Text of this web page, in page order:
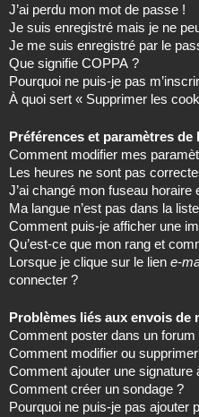
J’ai perdu mon mot de passe !
Je suis enregistré mais je ne
Je me suis enregistré par le
Que signifie COPPA ?
Pourquoi ne puis-je pas
À quoi sert « Supprimer les
Préférences et paramètres de
Comment modifier mes
Les heures ne sont pas
J’ai changé mon fuseau horaire
Ma langue n’est pas dans la
Comment puis-je afficher une
Qu’est-ce que mon rang et
Lorsque je clique sur le lien e-
connecter ?
Problèmes liés aux envois de
Comment poster dans un forum
Comment modifier ou
Comment ajouter une
Comment créer un sondage ?
Pourquoi ne puis-je pas ajouter